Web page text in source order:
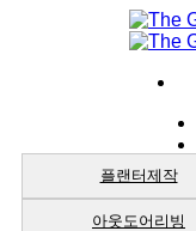
플랜터제작
아웃도어리빙